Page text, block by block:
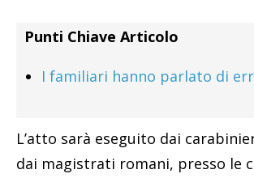
Punti Chiave Articolo
I familiari hanno parlato di
L’atto sarà eseguito dai
dai magistrati romani, presso le